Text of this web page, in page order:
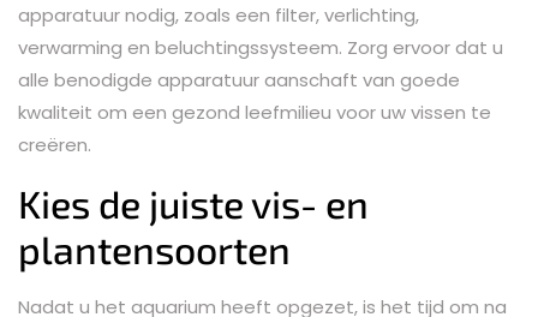
apparatuur nodig, zoals een filter, verlichting,
verwarming en beluchtingssysteem. Zorg ervoor dat u
alle benodigde apparatuur aanschaft van goede
kwaliteit om een gezond leefmilieu voor uw vissen te
creëren.
Kies de juiste vis- en
plantensoorten
Nadat u het aquarium heeft opgezet, is het tijd om na